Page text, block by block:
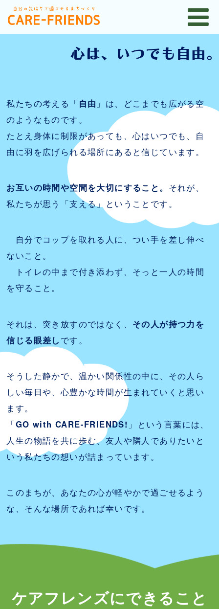
私たちの考える「 自由 」は、どこまでも広がる空
のようなものです。
たとえ身体に制限があっても、心はいつでも、自
由に羽を広げられる場所にあると信じています。
お互いの時間や空間を大切にすること。 それが、
私たちが思う「支える」ということです。
自分でコップを取れる人に、つい手を差し伸べ
ないこと。
トイレの中まで付き添わず、そっと一人の時間
を守ること。
それは、突き放すのではなく、 その人が持つ力を
信じる眼差し です。
そうした静かで、温かい関係性の中に、その人ら
しい毎日や、心豊かな時間が生まれていくと思い
ます。
「GO with CARE-FRIENDS! 」という言葉には、
人生の物語を共に歩む、友人や隣人でありたいと
いう私たちの想いが詰まっています。
このまちが、あなたの心が軽やかで過ごせるよう
な、そんな場所であれば幸いです。
ケアフレンズにできること